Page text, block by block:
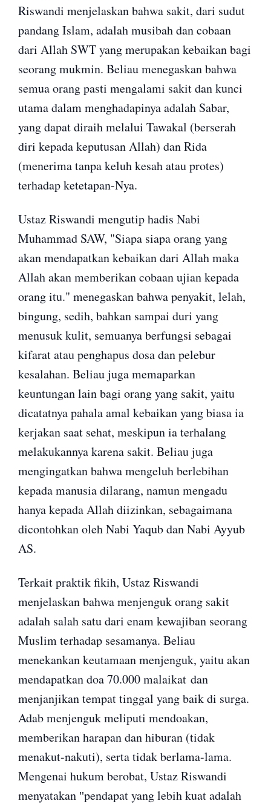
Riswandi menjelaskan bahwa sakit, dari sudut
pandang Islam, adalah musibah dan cobaan
dari Allah SWT yang merupakan kebaikan bagi
seorang mukmin. Beliau menegaskan bahwa
semua orang pasti mengalami sakit dan kunci
utama dalam menghadapinya adalah Sabar,
yang dapat diraih melalui Tawakal (berserah
diri kepada keputusan Allah) dan Rida
(menerima tanpa keluh kesah atau protes)
terhadap ketetapan-Nya.
Ustaz Riswandi mengutip hadis Nabi
Muhammad SAW, "Siapa siapa orang yang
akan mendapatkan kebaikan dari Allah maka
Allah akan memberikan cobaan ujian kepada
orang itu." menegaskan bahwa penyakit, lelah,
bingung, sedih, bahkan sampai duri yang
menusuk kulit, semuanya berfungsi sebagai
kifarat atau penghapus dosa dan pelebur
kesalahan. Beliau juga memaparkan
keuntungan lain bagi orang yang sakit, yaitu
dicatatnya pahala amal kebaikan yang biasa ia
kerjakan saat sehat, meskipun ia terhalang
melakukannya karena sakit. Beliau juga
mengingatkan bahwa mengeluh berlebihan
kepada manusia dilarang, namun mengadu
hanya kepada Allah diizinkan, sebagaimana
dicontohkan oleh Nabi Yaqub dan Nabi Ayyub
AS.
Terkait praktik fikih, Ustaz Riswandi
menjelaskan bahwa menjenguk orang sakit
adalah salah satu dari enam kewajiban seorang
Muslim terhadap sesamanya. Beliau
menekankan keutamaan menjenguk, yaitu akan
mendapatkan doa 70.000 malaikat dan
menjanjikan tempat tinggal yang baik di surga.
Adab menjenguk meliputi mendoakan,
memberikan harapan dan hiburan (tidak
menakut-nakuti), serta tidak berlama-lama.
Mengenai hukum berobat, Ustaz Riswandi
menyatakan "pendapat yang lebih kuat adalah